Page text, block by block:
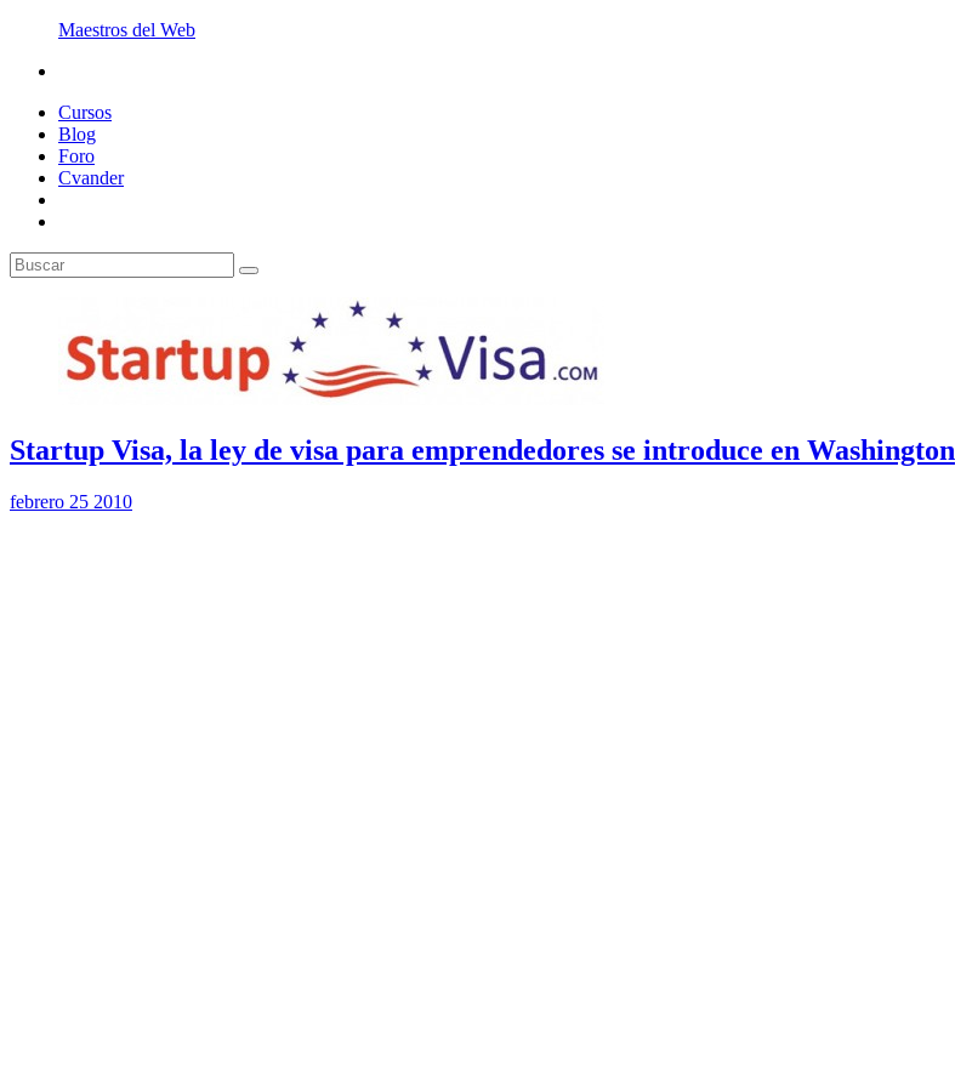
Maestros del Web
Cursos
Blog
Foro
Cvander
Startup Visa, la ley de visa para emprendedores se introduce en Washington
febrero 25 2010